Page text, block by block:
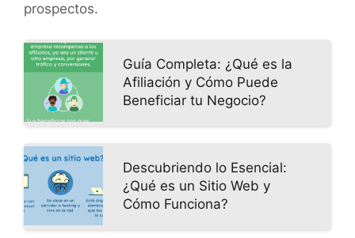
prospectos.
Guía Completa: ¿Qué es la
Afiliación y Cómo Puede
Beneficiar tu Negocio?
Descubriendo lo Esencial:
¿Qué es un Sitio Web y
Cómo Funciona?